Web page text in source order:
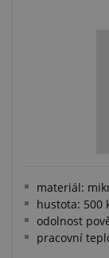
materiál:
hustota: 500
odolnost
pracovní